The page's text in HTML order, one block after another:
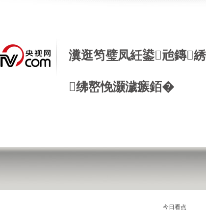
瀵逛笉璧凤紝鍙兘鏄
绋嶅悗灏濊瘯銆�
今日看点